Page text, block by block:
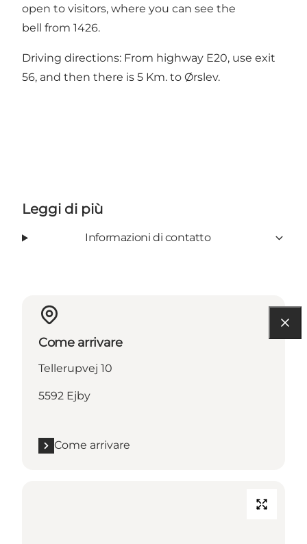
open to visitors, where you can see the
bell from 1426.
Driving directions: From highway E20, use exit
56, and then there is 5 Km. to Ørslev.
Leggi di più
Informazioni di contatto
Come arrivare
Tellerupvej 10
5592 Ejby
Come arrivare